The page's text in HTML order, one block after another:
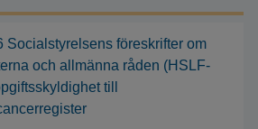
Socialstyrelsens föreskrifter om
och allmänna råden (HSLF-
till